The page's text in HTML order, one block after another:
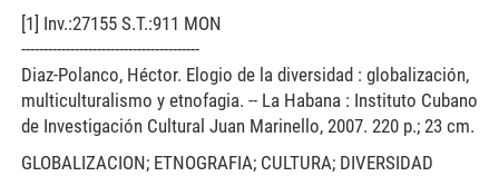
[1] Inv.:27155 S.T.:911 MON
----------------------------------------
Diaz-Polanco, Héctor. Elogio de la diversidad : globalización,
multiculturalismo y etnofagia. -- La Habana : Instituto Cubano
de Investigación Cultural Juan Marinello, 2007. 220 p.; 23 cm.
GLOBALIZACION; ETNOGRAFIA; CULTURA; DIVERSIDAD